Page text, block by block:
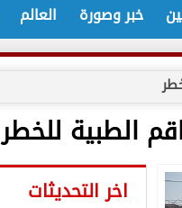
خبر وصورة العالم
الطبية للخطر
اخر التحديثات